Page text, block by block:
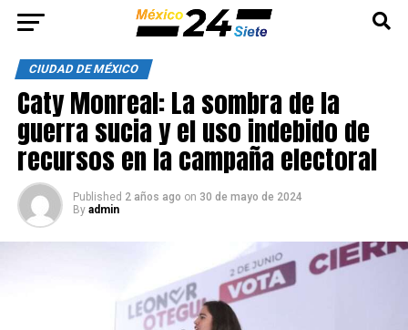
CIUDAD DE MÉXICO
Caty Monreal: La sombra de la
guerra sucia y el uso indebido de
recursos en la campaña electoral
Published 2 años ago on 30 de mayo de 2024
By admin